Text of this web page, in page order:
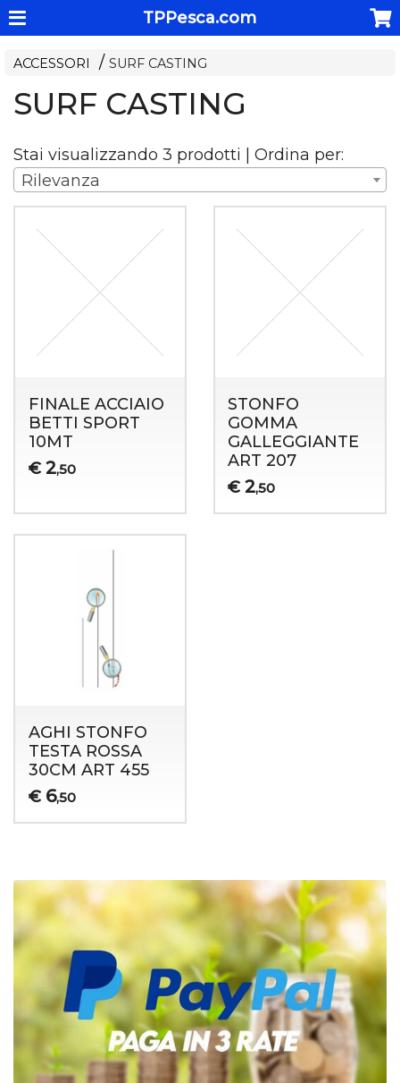
TPPesca.com
ACCESSORI SURF CASTING
SURF CASTING
Stai visualizzando 3 prodotti | Ordina per:
Rilevanza
FINALE ACCIAIO
BETTI SPORT
10MT
€ 2,50
STONFO
GOMMA
GALLEGGIANTE
ART 207
€ 2,50
AGHI STONFO
TESTA ROSSA
30CM ART 455
€ 6,50